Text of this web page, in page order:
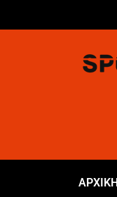
ΑΡΧΙΚΗ